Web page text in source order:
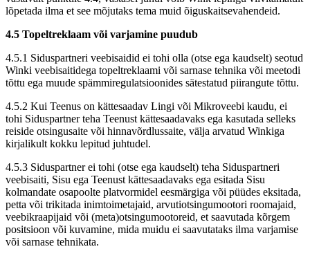
lõpetada ilma et see mõjutaks tema muid õiguskaitsevahendeid.
4.5 Topeltreklaam või varjamine puudub
4.5.1 Siduspartneri veebisaidid ei tohi olla (otse ega kaudselt) seotud
Winki veebisaitidega topeltreklaami või sarnase tehnika või meetodi
tõttu ega muude spämmiregulatsioonides sätestatud piirangute tõttu.
4.5.2 Kui Teenus on kättesaadav Lingi või Mikroveebi kaudu, ei
tohi Siduspartner teha Teenust kättesaadavaks ega kasutada selleks
reiside otsingusaite või hinnavõrdlussaite, välja arvatud Winkiga
kirjalikult kokku lepitud juhtudel.
4.5.3 Siduspartner ei tohi (otse ega kaudselt) teha Siduspartneri
veebisaiti, Sisu ega Teenust kättesaadavaks ega esitada Sisu
kolmandate osapoolte platvormidel eesmärgiga või püüdes eksitada,
petta või trikitada inimtoimetajaid, arvutiotsingumootori roomajaid,
veebikraapijaid või (meta)otsingumootoreid, et saavutada kõrgem
positsioon või kuvamine, mida muidu ei saavutataks ilma varjamise
või sarnase tehnikata.